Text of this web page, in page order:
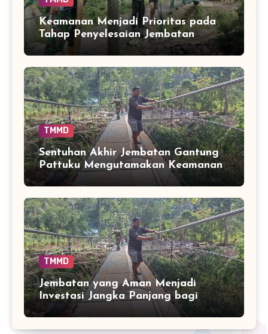
Keamanan Menjadi Prioritas pada
Tahap Penyelesaian Jembatan
Gantung Pattuku
TMMD
Sentuhan Akhir Jembatan Gantung
Pattuku Mengutamakan Keamanan
Pengguna
TMMD
Jembatan yang Aman Menjadi
Investasi Jangka Panjang bagi
Mobilitas Warga Pattuku